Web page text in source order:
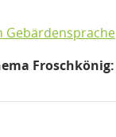
Gebärdensprache
Froschkönig: